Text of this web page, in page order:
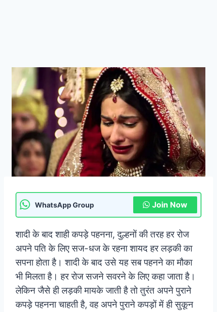
WhatsApp Group Join Now
शादी के बाद शाही कपड़े पहनना, दुल्हनों की तरह हर रोज
अपने पति के लिए सज-धज के रहना शायद हर लड़की का
सपना होता है। शादी के बाद उसे यह सब पहनने का मौका
भी मिलता है। हर रोज सजने सवरने के लिए कहा जाता है।
लेकिन जैसे ही लड़की मायके जाती है तो तुरंत अपने पुराने
कपड़े पहनना चाहती है, वह अपने पुराने कपड़ों में ही सुकून